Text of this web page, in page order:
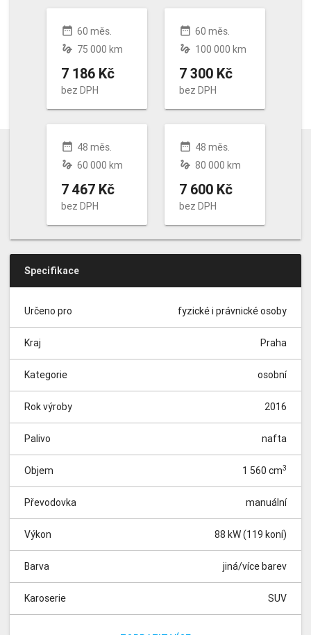
date_range 60 měs.
gesture 75 000 km
7 186 Kč
bez DPH
date_range 60 měs.
gesture 100 000 km
7 300 Kč
bez DPH
date_range 48 měs.
gesture 60 000 km
7 467 Kč
bez DPH
date_range 48 měs.
gesture 80 000 km
7 600 Kč
bez DPH
Specifikace
Určeno pro fyzické i právnické osoby
Kraj Praha
Kategorie osobní
Rok výroby 2016
Palivo nafta
Objem 1 560 cm3
Převodovka manuální
Výkon 88 kW (119 koní)
Barva jiná/více barev
Karoserie SUV
Vůz do výroby - dodání 3 měsíce| Kola 17" x 7,0J stříbrné